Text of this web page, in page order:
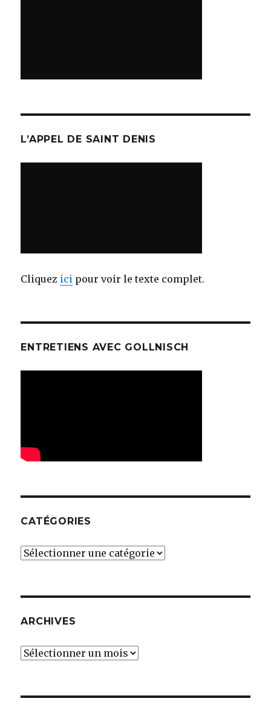
L’APPEL DE SAINT DENIS
Cliquez ici pour voir le texte complet.
ENTRETIENS AVEC GOLLNISCH
CATÉGORIES
Catégories
ARCHIVES
Archives